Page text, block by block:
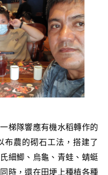
梯隊響應有機水稻轉作的
布農的砌石工法，搭建了
細鯽、烏龜、青蛙、蜻蜓
時，還在田埂上種植各種